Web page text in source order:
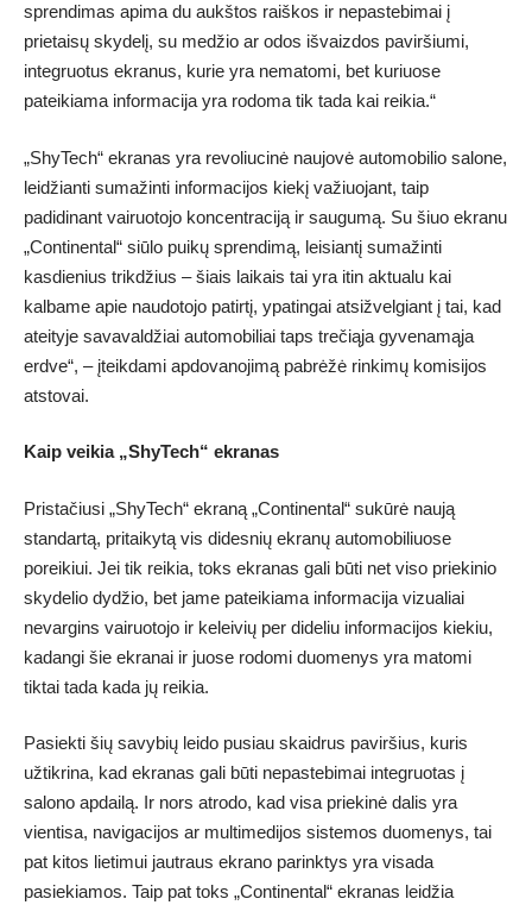
sprendimas apima du aukštos raiškos ir nepastebimai į
prietaisų skydelį, su medžio ar odos išvaizdos paviršiumi,
integruotus ekranus, kurie yra nematomi, bet kuriuose
pateikiama informacija yra rodoma tik tada kai reikia.“
„ShyTech“ ekranas yra revoliucinė naujovė automobilio salone,
leidžianti sumažinti informacijos kiekį važiuojant, taip
padidinant vairuotojo koncentraciją ir saugumą. Su šiuo ekranu
„Continental“ siūlo puikų sprendimą, leisiantį sumažinti
kasdienius trikdžius – šiais laikais tai yra itin aktualu kai
kalbame apie naudotojo patirtį, ypatingai atsižvelgiant į tai, kad
ateityje savavaldžiai automobiliai taps trečiąja gyvenamąja
erdve“, – įteikdami apdovanojimą pabrėžė rinkimų komisijos
atstovai.
Kaip veikia „ShyTech“ ekranas
Pristačiusi „ShyTech“ ekraną „Continental“ sukūrė naują
standartą, pritaikytą vis didesnių ekranų automobiliuose
poreikiui. Jei tik reikia, toks ekranas gali būti net viso priekinio
skydelio dydžio, bet jame pateikiama informacija vizualiai
nevargins vairuotojo ir keleivių per dideliu informacijos kiekiu,
kadangi šie ekranai ir juose rodomi duomenys yra matomi
tiktai tada kada jų reikia.
Pasiekti šių savybių leido pusiau skaidrus paviršius, kuris
užtikrina, kad ekranas gali būti nepastebimai integruotas į
salono apdailą. Ir nors atrodo, kad visa priekinė dalis yra
vientisa, navigacijos ar multimedijos sistemos duomenys, tai
pat kitos lietimui jautraus ekrano parinktys yra visada
pasiekiamos. Taip pat toks „Continental“ ekranas leidžia